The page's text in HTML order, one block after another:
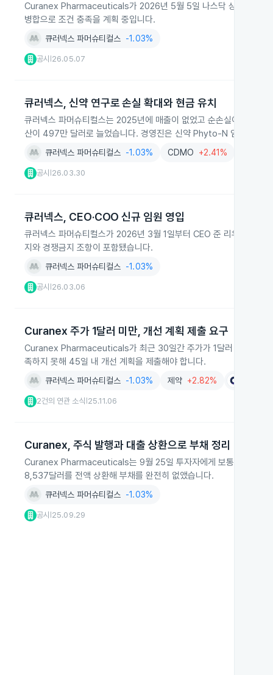
Curanex Pharmaceuticals가 2026년 5월 5일 나스닥 상장 유지 조
병합으로 조건 충족을 계획 중입니다.
큐러넥스 파머슈티컬스 -1.03%
공시 26.05.07
큐러넥스, 신약 연구로 손실 확대와 현금 유치
큐러넥스 파머슈티컬스는 2025년에 매출이 없었고 순손실이 422만
산이 497만 달러로 늘었습니다. 경영진은 신약 Phyto-N 임상 진입
큐러넥스 파머슈티컬스 -1.03% CDMO +2.41%
공시 26.03.30
큐러넥스, CEO·COO 신규 임원 영입
큐러넥스 파머슈티컬스가 2026년 3월 1일부터 CEO 준 리우와
지와 경쟁금지 조항이 포함됐습니다.
큐러넥스 파머슈티컬스 -1.03%
공시 26.03.06
Curanex 주가 1달러 미만, 개선 계획 제출 요구
Curanex Pharmaceuticals가 최근 30일간 주가가 1달러 미만으로
족하지 못해 45일 내 개선 계획을 제출해야 합니다.
큐러넥스 파머슈티컬스 -1.03% 제약 +2.82%
2건의 연관 소식 25.11.06
Curanex, 주식 발행과 대출 상환으로 부채 정리
Curanex Pharmaceuticals는 9월 25일 투자자에게 보통주 28,312
8,537달러를 전액 상환해 부채를 완전히 없앴습니다.
큐러넥스 파머슈티컬스 -1.03%
공시 25.09.29